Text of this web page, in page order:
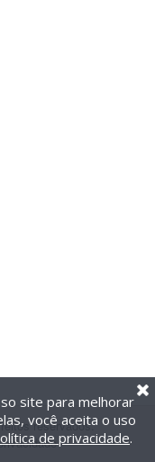
reservados.
site para melhorar
você aceita o uso
de privacidade.